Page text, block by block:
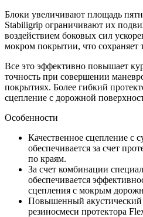
Блоки увеличивают площадь
Stabiligrip ограничивают их
воздействием боковых сил
мокром покрытии, что сохраняет
Все это эффективно повышает
точность при совершении
покрытиях. Более гибкий
сцепление с дорожной
Особенности
Качественное сцепление с
обеспечивается за счет
по краям.
За счет комбинации
обеспечивается
сцепления с мокрым
Повышенный акустический
резиносмеси протектора